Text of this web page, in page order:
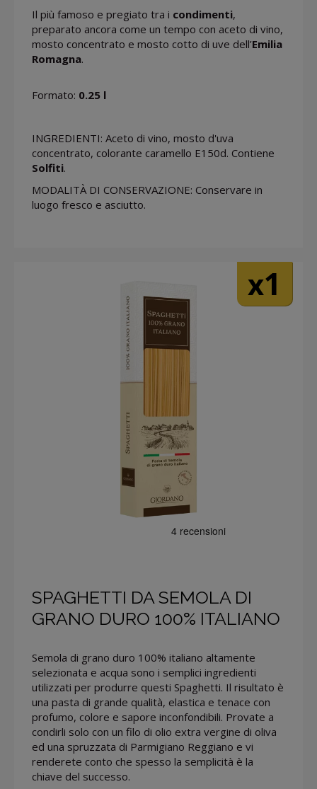
Il più famoso e pregiato tra i condimenti,
preparato ancora come un tempo con aceto di vino,
mosto concentrato e mosto cotto di uve dell’Emilia
Romagna.
Formato: 0.25 l
INGREDIENTI: Aceto di vino, mosto d'uva
concentrato, colorante caramello E150d. Contiene
Solfiti.
MODALITÀ DI CONSERVAZIONE: Conservare in
luogo fresco e asciutto.
SPAGHETTI DA SEMOLA DI
GRANO DURO 100% ITALIANO
Semola di grano duro 100% italiano altamente
selezionata e acqua sono i semplici ingredienti
utilizzati per produrre questi Spaghetti. Il risultato è
una pasta di grande qualità, elastica e tenace con
profumo, colore e sapore inconfondibili. Provate a
condirli solo con un filo di olio extra vergine di oliva
ed una spruzzata di Parmigiano Reggiano e vi
renderete conto che spesso la semplicità è la
chiave del successo.
x1